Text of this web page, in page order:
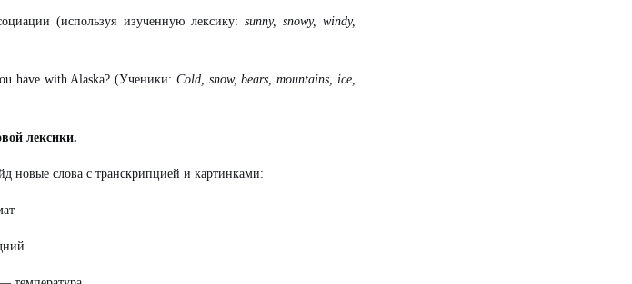
(используя изученную лексику: sunny, snowy, windy,
have with Alaska? (Ученики: Cold, snow, bears, mountains, ice,
лексики.
новые слова с транскрипцией и картинками: